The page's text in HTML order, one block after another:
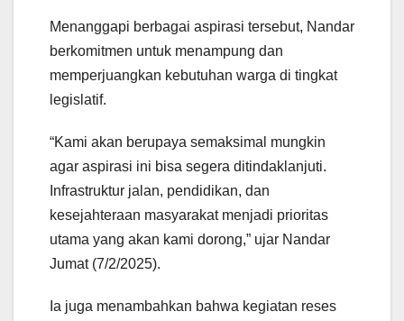
Menanggapi berbagai aspirasi tersebut, Nandar
berkomitmen untuk menampung dan
memperjuangkan kebutuhan warga di tingkat
legislatif.
“Kami akan berupaya semaksimal mungkin
agar aspirasi ini bisa segera ditindaklanjuti.
Infrastruktur jalan, pendidikan, dan
kesejahteraan masyarakat menjadi prioritas
utama yang akan kami dorong,” ujar Nandar
Jumat (7/2/2025).
Ia juga menambahkan bahwa kegiatan reses